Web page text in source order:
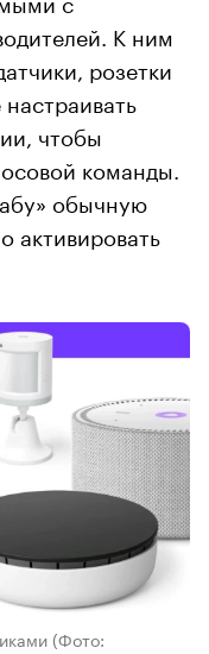
К ним
розетки
чтобы
команды.
обычную
активировать
(Фото: